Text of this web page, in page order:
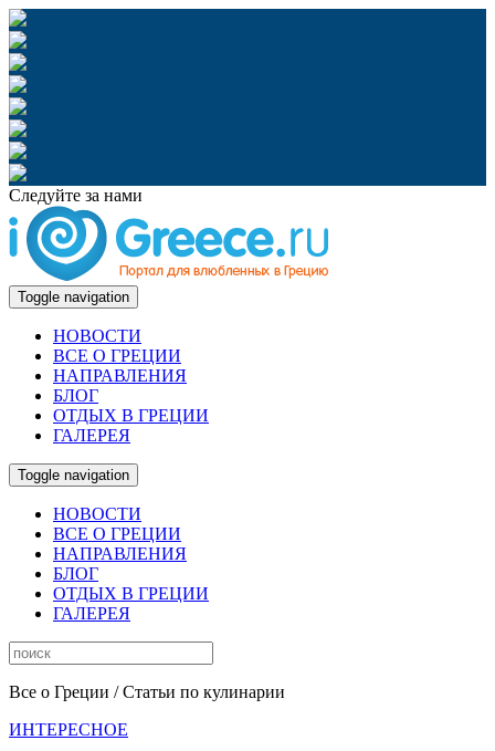
Следуйте за нами
Toggle navigation
НОВОСТИ
ВСЕ О ГРЕЦИИ
НАПРАВЛЕНИЯ
БЛОГ
ОТДЫХ В ГРЕЦИИ
ГАЛЕРЕЯ
Toggle navigation
НОВОСТИ
ВСЕ О ГРЕЦИИ
НАПРАВЛЕНИЯ
БЛОГ
ОТДЫХ В ГРЕЦИИ
ГАЛЕРЕЯ
Все о Греции / Статьи по кулинарии
ИНТЕРЕСНОЕ